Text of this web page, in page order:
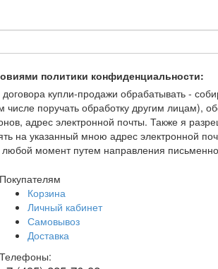
политики конфиденциальности:
купли-продажи обрабатывать -
числе поручать обработку другим лицам),
адрес электронной почты. Также я
на указанный мною адрес электронной
момент путем направления
Покупателям
Корзина
Личный кабинет
Самовывоз
Доставка
Телефоны: